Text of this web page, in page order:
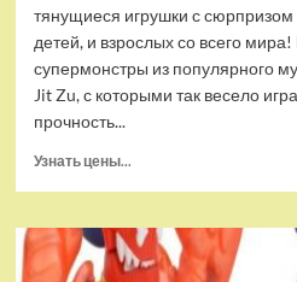
тянущиеся игрушки с сюрпризом
детей, и взрослых со всего
супермонстры из популярного
Jit Zu, с которыми так весело
прочность...
Узнать цены...
Набор
тянущихся
фигурок